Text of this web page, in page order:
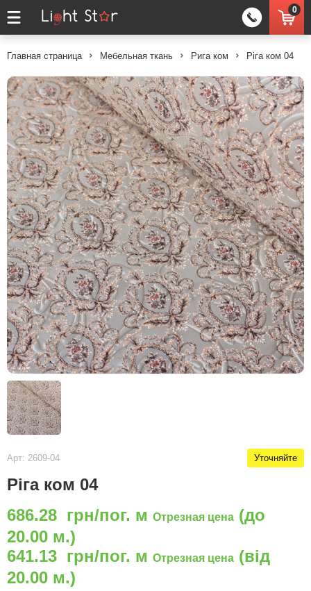
0
Главная страница Мебельная ткань Рига ком Ріга ком 04
Арт: 2609-04 Уточняйте
Ріга ком 04
686.28 грн/пог. м Отрезная цена (до
20.00 м.)
641.13 грн/пог. м Отрезная цена (від
20.00 м.)